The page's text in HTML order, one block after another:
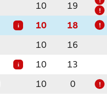
10 19
!
i 10 18 !
10 16
i 10 13
10 0 !